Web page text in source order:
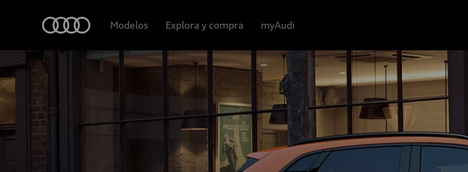
Modelos Explora y compra myAudi